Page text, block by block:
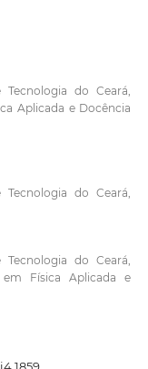
do Ceará,
Aplicada e Docência
do Ceará,
do Ceará,
em Física Aplicada e